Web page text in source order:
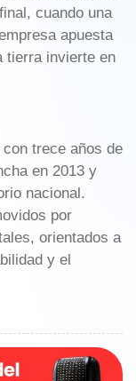
cuando una
apuesta
tierra invierte en
trece años de
en 2013 y
nacional.
por
orientados a
y el